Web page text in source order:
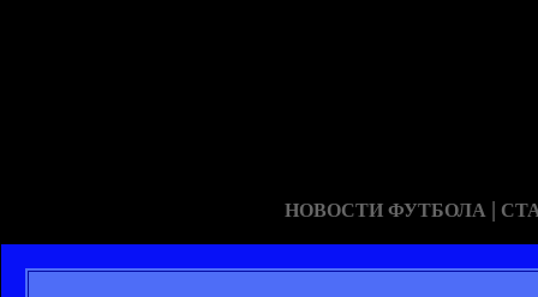
НОВОСТИ ФУТБОЛА |